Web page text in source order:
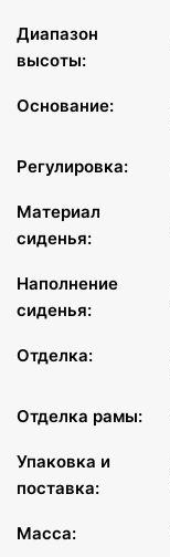
Диапазон
высоты:
Основание:
Регулировка:
Материал
сиденья:
Наполнение
сиденья:
Отделка:
Отделка рамы:
Упаковка и
поставка:
Масса: